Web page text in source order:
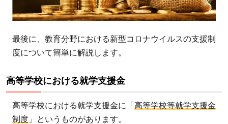
最後に、教育分野における新型コロナウイルスの支援制
度について簡単に解説します。
高等学校における就学支援金
高等学校における就学支援金に「 高等学校等就学支援金
制度 」というものがあります。